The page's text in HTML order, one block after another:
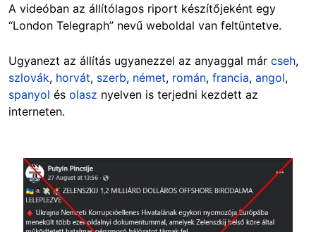
A videóban az állítólagos riport készítőjeként egy
“London Telegraph” nevű weboldal van feltüntetve.
Ugyanezt az állítás ugyanezzel az anyaggal már cseh,
szlovák, horvát, szerb, német, román, francia, angol,
spanyol és olasz nyelven is terjedni kezdett az
interneten.
Image